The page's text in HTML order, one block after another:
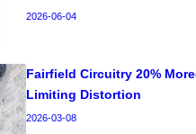
2026-06-04
Fairfield Circuitry 20%
Limiting Distortion
2026-03-08